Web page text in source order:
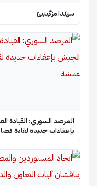
سپێدا مزگینیێ
المرصد السوري: القيادة
بإعفاءات جديدة لقادة